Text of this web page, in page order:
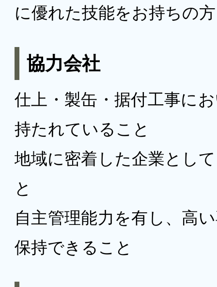
に優れた技能をお持ちの方
協力会社
仕上・製缶・据付工事に
持たれていること
地域に密着した企業とし
と
自主管理能力を有し、高
保持できること